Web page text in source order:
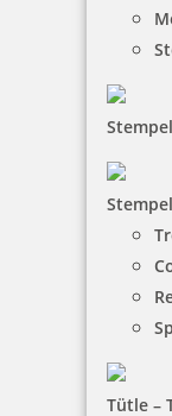
Tütle –
HINWEISE
Bestellhinweise